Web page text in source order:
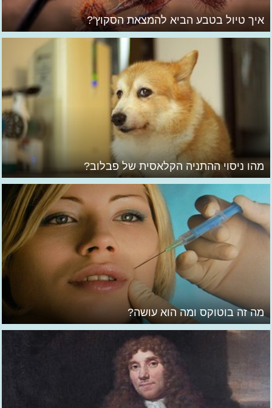
איך טיול בטבע הביא להמצאת הסקוץ'?
מהו ניסוי ההתניה הקלאסית של פבלוב?
מה זה בוטוקס ומה הוא עושה?